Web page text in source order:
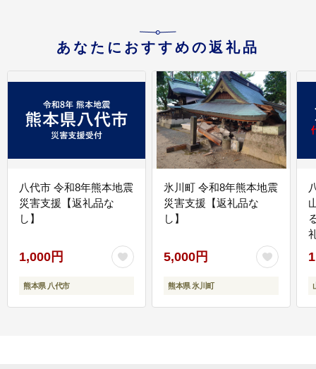
あなたにおすすめの返礼品
八代市 令和8年熊本地震
災害支援【返礼品な
し】
1,000円
熊本県 八代市
氷川町 令和8年熊本地震
災害支援【返礼品な
し】
5,000円
熊本県 氷川町